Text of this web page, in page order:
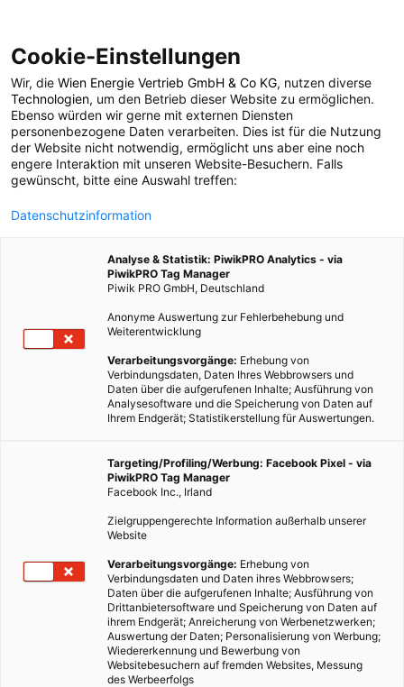
POSTS BY TAG
Dichten
1 BEITRAG
Cookie-Einstellungen
Wir, die Wien Energie Vertrieb GmbH & Co KG, nutzen diverse
Technologien, um den Betrieb dieser Website zu ermöglichen.
Ebenso würden wir gerne mit externen Diensten
personenbezogene Daten verarbeiten. Dies ist für die Nutzung
der Website nicht notwendig, ermöglicht uns aber eine noch
engere Interaktion mit unseren Website-Besuchern. Falls
gewünscht, bitte eine Auswahl treffen:
Datenschutzinformation
Analyse & Statistik: PiwikPRO Analytics - via
PiwikPRO Tag Manager
Piwik PRO GmbH, Deutschland
Anonyme Auswertung zur Fehlerbehebung und
Weiterentwicklung
Verarbeitungsvorgänge: Erhebung von
Verbindungsdaten, Daten Ihres Webbrowsers und
Daten über die aufgerufenen Inhalte; Ausführung von
Analysesoftware und die Speicherung von Daten auf
Ihrem Endgerät; Statistikerstellung für Auswertungen.
Targeting/Profiling/Werbung: Facebook Pixel - via
PiwikPRO Tag Manager
Facebook Inc., Irland
Zielgruppengerechte Information außerhalb unserer
Website
Verarbeitungsvorgänge: Erhebung von
Verbindungsdaten und Daten ihres Webbrowsers;
Daten über die aufgerufenen Inhalte; Ausführung von
Drittanbietersoftware und Speicherung von Daten auf
ihrem Endgerät; Anreicherung von Werbenetzwerken;
Auswertung der Daten; Personalisierung von Werbung;
Wiedererkennung und Bewerbung von
Websitebesuchern auf fremden Websites, Messung
des Werbeerfolgs